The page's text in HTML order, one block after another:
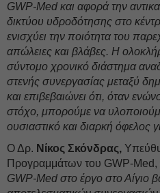
GWP‑Med και αφορά την
δικτύου υδροδότησης στο
ενισχύει την ποιότητα του
απώλειες και βλάβες. Η
σύντομο χρονικό διάστημα
στενής συνεργασίας μεταξύ
και επιβεβαιώνει ότι, όταν
στόχο, μπορούμε να
ουσιαστικό και διαρκή όφελος
Ο Δρ. Νίκος Σκόνδρας,
Προγραμμάτων του GWP-
GWP-Med στο έργο στο Αίγιο